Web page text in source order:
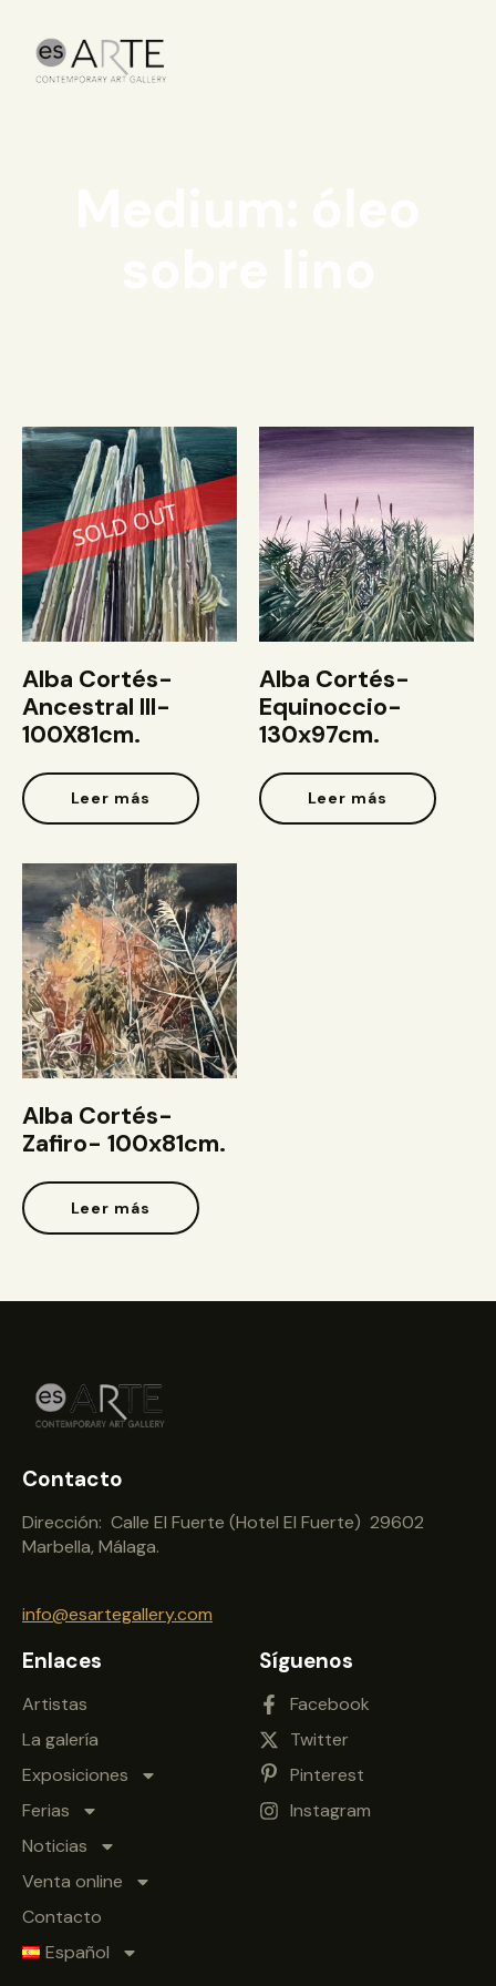
Alba Cortés-
Ancestral III-
100X81cm.
Leer más
Alba Cortés-
Equinoccio-
130x97cm.
Leer más
Alba Cortés-
Zafiro- 100x81cm.
Leer más
Contacto
Dirección: Calle El Fuerte (Hotel El Fuerte) 29602
Marbella, Málaga.
info@esartegallery.com
Enlaces
Artistas
La galería
Exposiciones
Ferias
Noticias
Venta online
Contacto
Español
Síguenos
Facebook
Twitter
Pinterest
Instagram